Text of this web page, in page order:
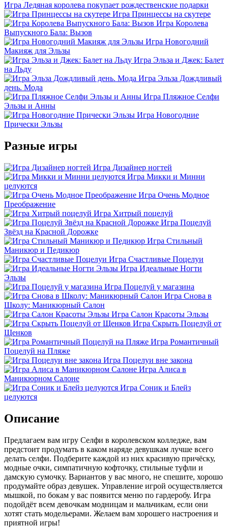
Игра Ледяная королева покупает рождественские подарки
Игра Принцессы на скутере
Игра Королева
Выпускного Бала: Вызов
Игра Новогодний
Макияж для Эльзы
Игра Эльза и Джек: Балет
на Льду
Игра Эльза Дождливый
день. Мода
Игра Пляжное Селфи
Эльзы и Анны
Игра Новогодние
Прически Эльзы
Разные игры
Игра Дизайнер ногтей
Игра Микки и Минни
целуются
Игра Очень Модное
Преображение
Игра Хитрый поцелуй
Игра Поцелуй
Звёзд на Красной Дорожке
Игра Стильный
Маникюр и Педикюр
Игра Счастливые Поцелуи
Игра Идеальные Ногти
Эльзы
Игра Поцелуй у магазина
Игра Снова в
Школу: Маникюрный Салон
Игра Салон Красоты Эльзы
Игра Скрыть Поцелуй от
Щенков
Игра Романтичный
Поцелуй на Пляже
Игра Поцелуи вне закона
Игра Алиса в
Маникюрном Салоне
Игра Соник и Блейз
целуются
Описание
Предлагаем вам игру Селфи в королевском колледже, вам
предстоит продумать в каком наряде девушкам лучше всего
делать селфи. Подберите каждой из них красивую причёску,
модные очки, симпатичную кофточку, стильные туфли и
дамскую сумочку. Вариантов у вас много, не спешите, хорошо
продумайте образ девушек. Управление игрой осуществляется
мышкой, по бокам у вас появится меню по гардеробу. Игра
подойдёт всем девочкам модницам и мальчикам, если они
хотят стать модельерами. Желаем вам хорошего настроения и
приятной игры!